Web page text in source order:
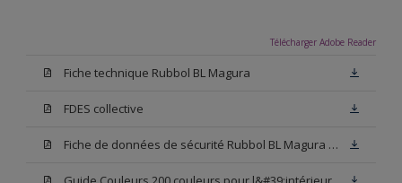
Télécharger Adobe Reader
Fiche technique Rubbol BL Magura
FDES collective
Fiche de données de sécurité Rubbol BL Magura Blanc